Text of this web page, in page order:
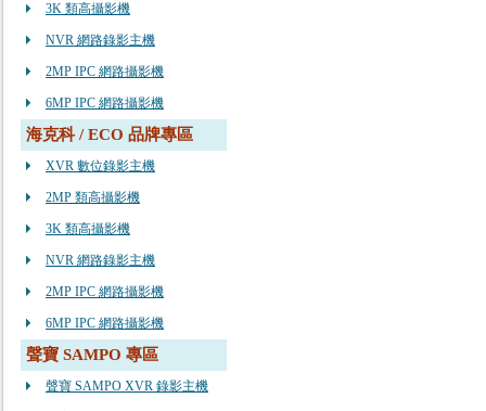
3K 類高攝影機
NVR 網路錄影主機
2MP IPC 網路攝影機
6MP IPC 網路攝影機
海克科 / ECO 品牌專區
XVR 數位錄影主機
2MP 類高攝影機
3K 類高攝影機
NVR 網路錄影主機
2MP IPC 網路攝影機
6MP IPC 網路攝影機
聲寶 SAMPO 專區
聲寶 SAMPO XVR 錄影主機